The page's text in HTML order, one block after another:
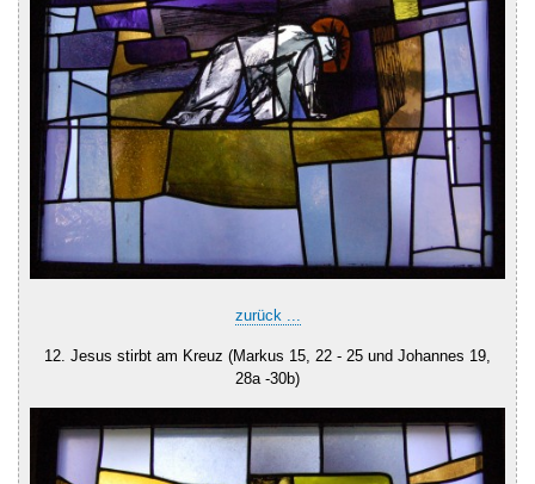
zurück ...
12. Jesus stirbt am Kreuz (Markus 15, 22 - 25 und Johannes 19,
28a -30b)